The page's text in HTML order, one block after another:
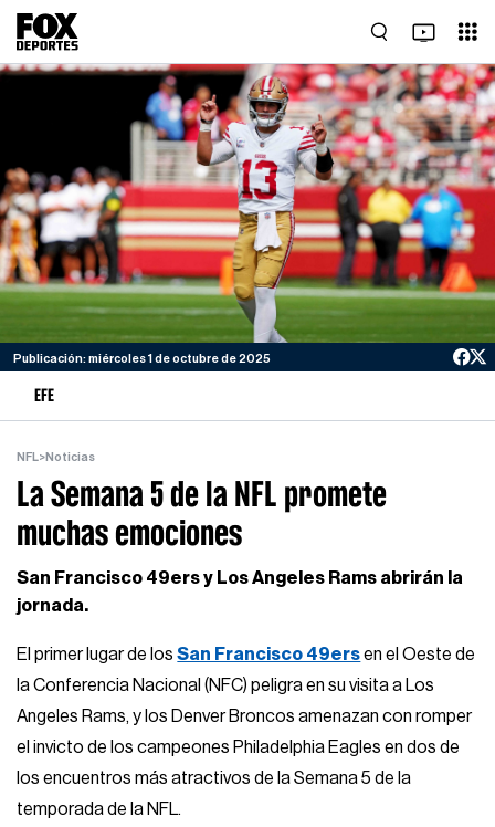
Publicación: miércoles 1 de octubre de 2025
EFE
NFL>Noticias
La Semana 5 de la NFL promete
muchas emociones
San Francisco 49ers y Los Angeles Rams abrirán la
jornada.
El primer lugar de losSan Francisco 49ersen el Oeste de
la Conferencia Nacional (NFC) peligra en su visita a Los
Angeles Rams, y los Denver Broncos amenazan con romper
el invicto de los campeones Philadelphia Eagles en dos de
los encuentros más atractivos de la Semana 5 de la
temporada de la NFL.